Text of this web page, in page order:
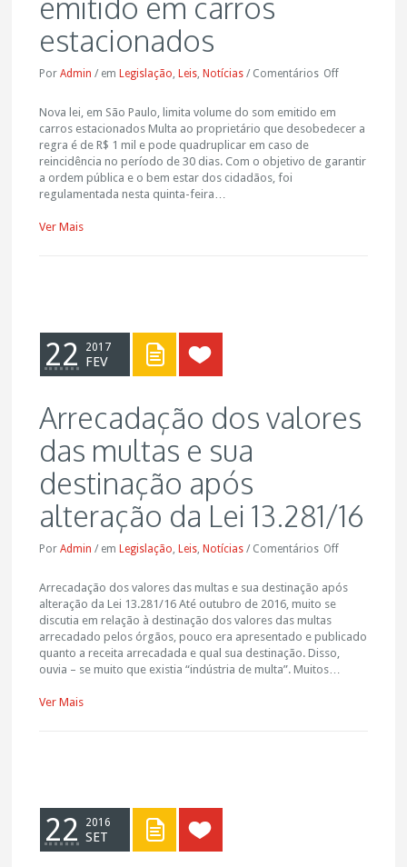
emitido em carros
estacionados
PorAdmin / em Legislação, Leis, Notícias / Comentários Off
Nova lei, em São Paulo, limita volume do som emitido em
carros estacionados Multa ao proprietário que desobedecer a
regra é de R$ 1 mil e pode quadruplicar em caso de
reincidência no período de 30 dias. Com o objetivo de garantir
a ordem pública e o bem estar dos cidadãos, foi
regulamentada nesta quinta-feira…
Ver Mais
22 2017
FEV
Arrecadação dos valores
das multas e sua
destinação após
alteração da Lei 13.281/16
PorAdmin / em Legislação, Leis, Notícias / Comentários Off
Arrecadação dos valores das multas e sua destinação após
alteração da Lei 13.281/16 Até outubro de 2016, muito se
discutia em relação à destinação dos valores das multas
arrecadado pelos órgãos, pouco era apresentado e publicado
quanto a receita arrecadada e qual sua destinação. Disso,
ouvia – se muito que existia “indústria de multa”. Muitos…
Ver Mais
22 2016
SET